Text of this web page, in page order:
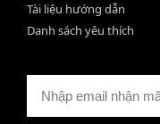
Tài liệu hướng dẫn
Danh sách yêu thích